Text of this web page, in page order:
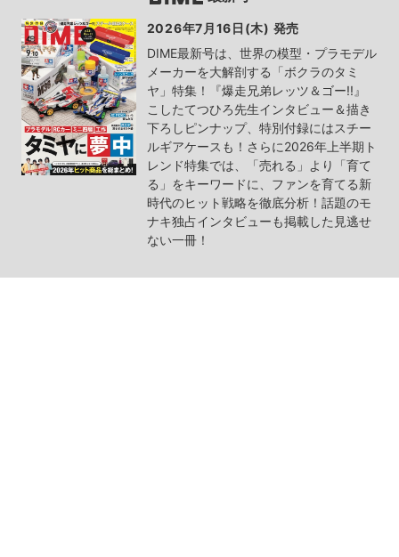
2026年7月16日(木) 発売
DIME最新号は、世界の模型・プラモデル
メーカーを大解剖する「ボクラのタミ
ヤ」特集！『爆走兄弟レッツ＆ゴー!!』
こしたてつひろ先生インタビュー＆描き
下ろしピンナップ、特別付録にはスチー
ルギアケースも！さらに2026年上半期ト
レンド特集では、「売れる」より「育て
る」をキーワードに、ファンを育てる新
時代のヒット戦略を徹底分析！話題のモ
ナキ独占インタビューも掲載した見逃せ
ない一冊！